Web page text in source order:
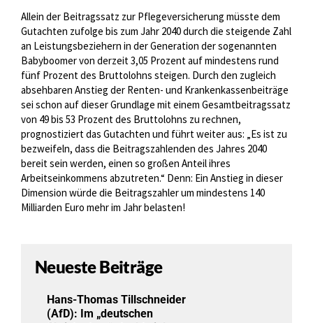
Allein der Beitragssatz zur Pflegeversicherung müsste dem
Gutachten zufolge bis zum Jahr 2040 durch die steigende Zahl
an Leistungsbeziehern in der Generation der sogenannten
Babyboomer von derzeit 3,05 Prozent auf mindestens rund
fünf Prozent des Bruttolohns steigen. Durch den zugleich
absehbaren Anstieg der Renten- und Krankenkassenbeiträge
sei schon auf dieser Grundlage mit einem Gesamtbeitragssatz
von 49 bis 53 Prozent des Bruttolohns zu rechnen,
prognostiziert das Gutachten und führt weiter aus: „Es ist zu
bezweifeln, dass die Beitragszahlenden des Jahres 2040
bereit sein werden, einen so großen Anteil ihres
Arbeitseinkommens abzutreten.“ Denn: Ein Anstieg in dieser
Dimension würde die Beitragszahler um mindestens 140
Milliarden Euro mehr im Jahr belasten!
Neueste Beiträge
Hans-Thomas Tillschneider
(AfD): Im „deutschen